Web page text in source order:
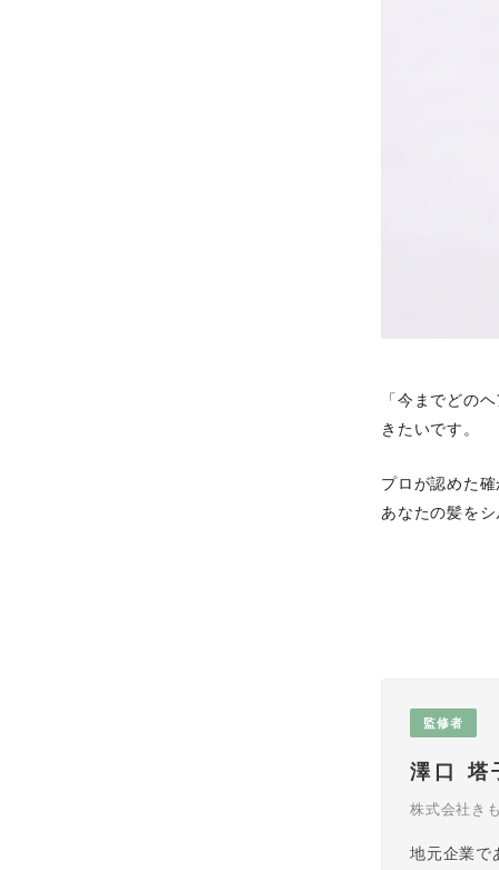
「今までどの
きたいです。
プロが認めた
あなたの髪を
監修者
澤口
株式会社き
地元企業で